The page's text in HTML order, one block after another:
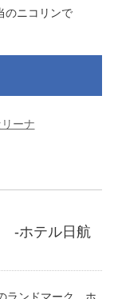
のニコリンで
ーナ
-ホテル日航